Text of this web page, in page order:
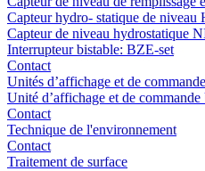
Capteur hydro- statique de niveau
Capteur de niveau hydrostatique
Interrupteur bistable: BZE-set
Contact
Unités d’affichage et de commande
Unité d’affichage et de
Contact
Technique de l'environnement
Contact
Traitement de surface